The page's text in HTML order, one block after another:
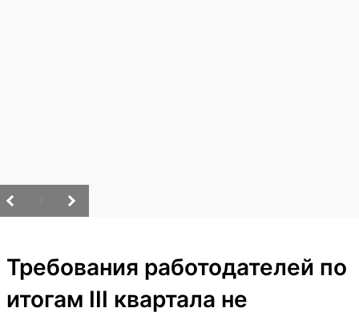
Требования работодателей по
итогам III квартала не